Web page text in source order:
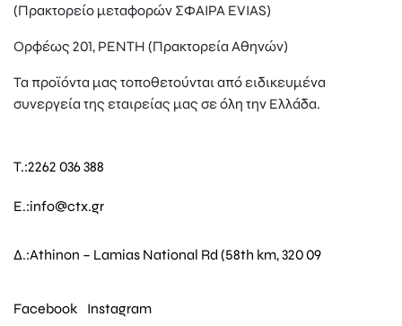
(Πρακτορείο μεταφορών ΣΦΑΙΡΑ EVIAS)
Ορφέως 201, ΡΕΝΤΗ (Πρακτορεία Αθηνών)
Τα προϊόντα μας τοποθετούνται από ειδικευμένα
συνεργεία της εταιρείας μας σε όλη την Ελλάδα.
T.:2262 036 388
E.:info@ctx.gr
Δ.:Athinon – Lamias National Rd (58th km, 320 09
Facebook Instagram